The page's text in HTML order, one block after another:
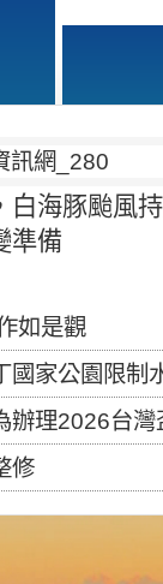
海豚颱風
準備
如是觀
制水域遊憩活動之種類
盃火箭競賽，陸、海、空
修